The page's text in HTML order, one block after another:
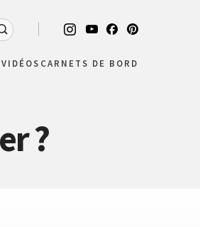
VIDÉOS CARNETS DE BORD
?